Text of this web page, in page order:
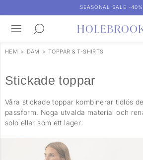
SEASONAL SALE -40%
HEM > DAM > TOPPAR & T-SHIRTS
Stickade toppar
Våra stickade toppar kombinerar tidlös
passform. Noga utvalda material och
solo eller som ett lager.